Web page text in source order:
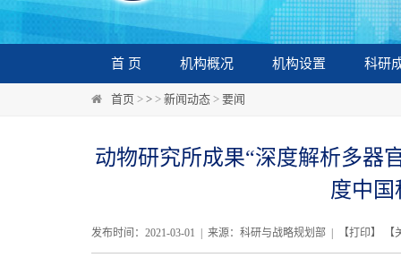
首 页 机构概况 机构设置 科研
首页 > > > 新闻动态 > 要闻
动物研究所成果“深度解析多器
度中
发布时间：2021-03-01 | 来源：科研与战略规划部 | 【打印】 【